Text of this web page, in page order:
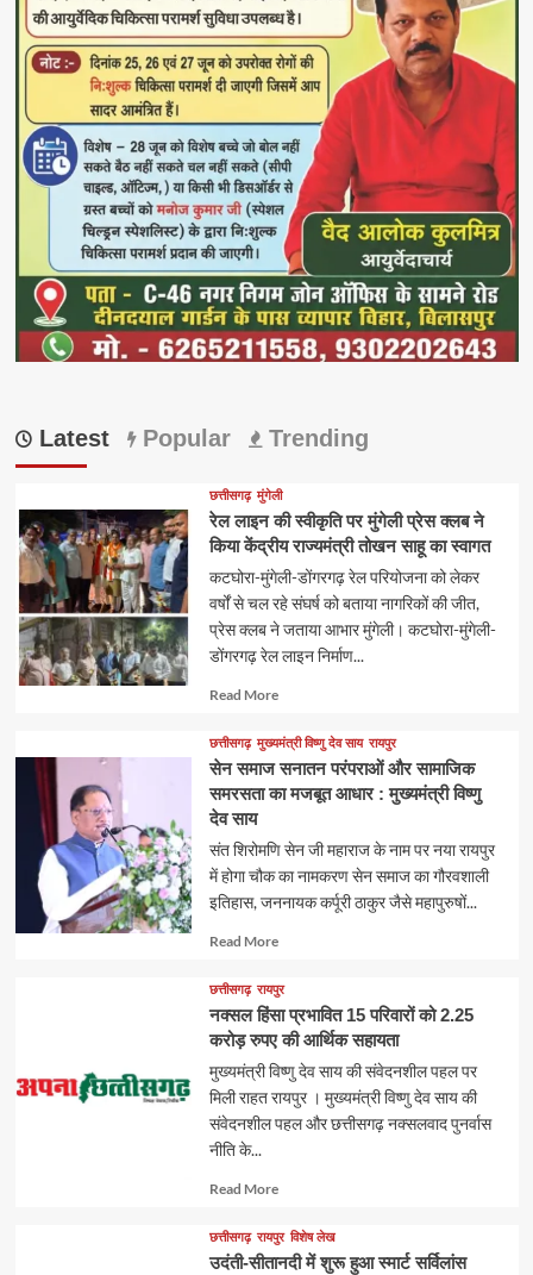
Latest Popular Trending
छत्तीसगढ़ मुंगेली
रेल लाइन की स्वीकृति पर मुंगेली प्रेस क्लब ने
किया केंद्रीय राज्यमंत्री तोखन साहू का स्वागत
कटघोरा-मुंगेली-डोंगरगढ़ रेल परियोजना को लेकर
वर्षों से चल रहे संघर्ष को बताया नागरिकों की जीत,
प्रेस क्लब ने जताया आभार मुंगेली। कटघोरा-मुंगेली-
डोंगरगढ़ रेल लाइन निर्माण...
Read MoreRead
about
छत्तीसगढ़ मुख्यमंत्री विष्णु देव साय रायपुर
सेन समाज सनातन परंपराओं और सामाजिक
समरसता का मजबूत आधार : मुख्यमंत्री विष्णु
देव साय
संत शिरोमणि सेन जी महाराज के नाम पर नया रायपुर
में होगा चौक का नामकरण सेन समाज का गौरवशाली
इतिहास, जननायक कर्पूरी ठाकुर जैसे महापुरुषों...
Read MoreRead
about
छत्तीसगढ़ रायपुर
नक्सल हिंसा प्रभावित 15 परिवारों को 2.25
करोड़ रुपए की आर्थिक सहायता
मुख्यमंत्री विष्णु देव साय की संवेदनशील पहल पर
मिली राहत रायपुर । मुख्यमंत्री विष्णु देव साय की
संवेदनशील पहल और छत्तीसगढ़ नक्सलवाद पुनर्वास
नीति के...
Read MoreRead
about
छत्तीसगढ़ रायपुर विशेष लेख
उदंती-सीतानदी में शुरू हुआ स्मार्ट सर्विलांस